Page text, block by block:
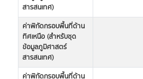
สารสนเทศ)
ค่าพิกัดกรอบพื้นที่ด้าน
ทิศเหนือ (สำหรับชุด
ข้อมูลภูมิศาสตร์
สารสนเทศ)
ค่าพิกัดกรอบพื้นที่ด้าน